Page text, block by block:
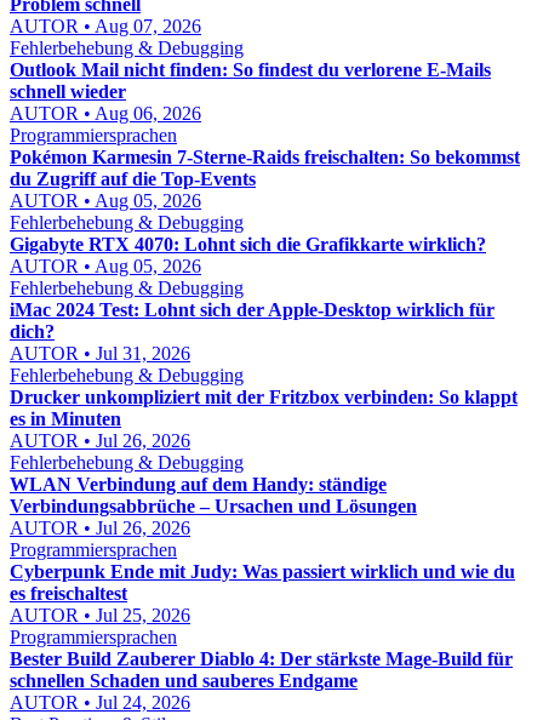
Problem schnell
AUTOR • Aug 07, 2026
Fehlerbehebung & Debugging
Outlook Mail nicht finden: So findest du verlorene E-Mails
schnell wieder
AUTOR • Aug 06, 2026
Programmiersprachen
Pokémon Karmesin 7-Sterne-Raids freischalten: So bekommst
du Zugriff auf die Top-Events
AUTOR • Aug 05, 2026
Fehlerbehebung & Debugging
Gigabyte RTX 4070: Lohnt sich die Grafikkarte wirklich?
AUTOR • Aug 05, 2026
Fehlerbehebung & Debugging
iMac 2024 Test: Lohnt sich der Apple-Desktop wirklich für
dich?
AUTOR • Jul 31, 2026
Fehlerbehebung & Debugging
Drucker unkompliziert mit der Fritzbox verbinden: So klappt
es in Minuten
AUTOR • Jul 26, 2026
Fehlerbehebung & Debugging
WLAN Verbindung auf dem Handy: ständige
Verbindungsabbrüche – Ursachen und Lösungen
AUTOR • Jul 26, 2026
Programmiersprachen
Cyberpunk Ende mit Judy: Was passiert wirklich und wie du
es freischaltest
AUTOR • Jul 25, 2026
Programmiersprachen
Bester Build Zauberer Diablo 4: Der stärkste Mage-Build für
schnellen Schaden und sauberes Endgame
AUTOR • Jul 24, 2026